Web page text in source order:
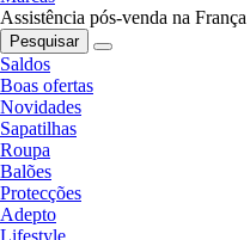
Assistência pós-venda na França
Pesquisar
Saldos
Boas ofertas
Novidades
Sapatilhas
Roupa
Balões
Protecções
Adepto